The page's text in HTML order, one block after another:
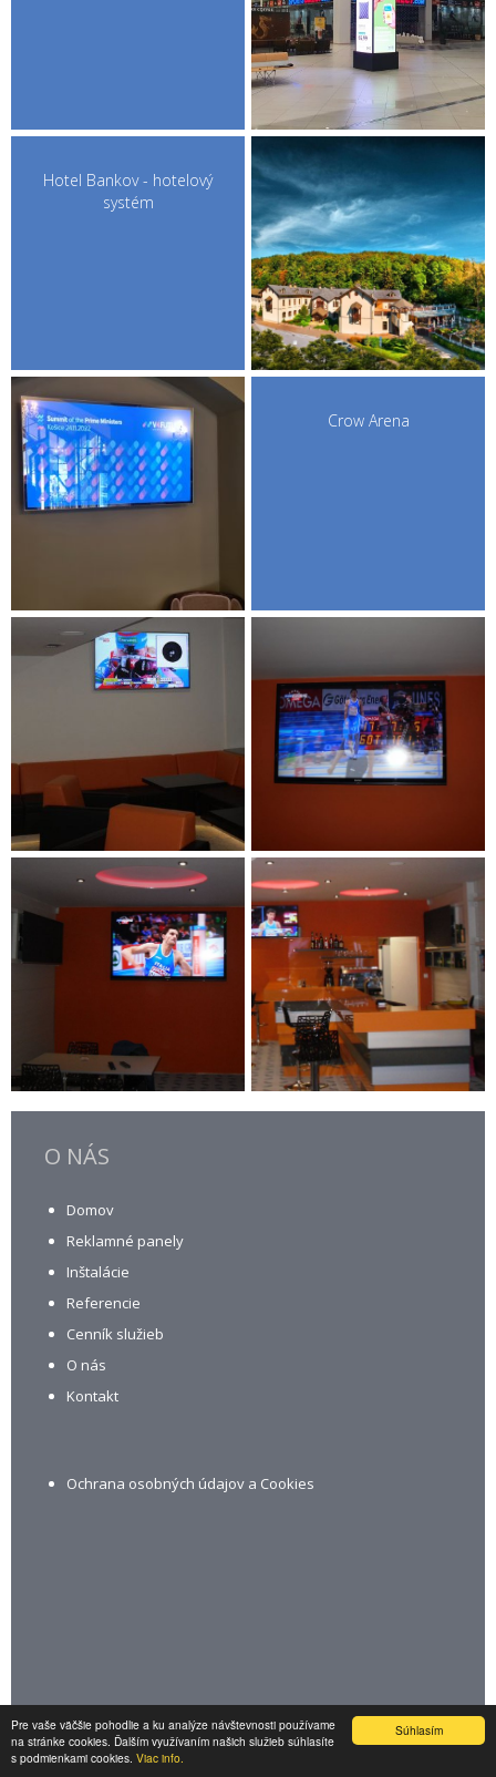
Súhlasím
Pre vaše väčšie pohodlie a ku analýze návštevnosti používame
na stránke cookies. Ďalším využívaním našich služieb súhlasíte
s podmienkami cookies. Viac info.
Hotel Bankov - hotelový
systém
Crow Arena
O NÁS
Domov
Reklamné panely
Inštalácie
Referencie
Cenník služieb
O nás
Kontakt
Ochrana osobných údajov a Cookies
Smartzona s.r.o.